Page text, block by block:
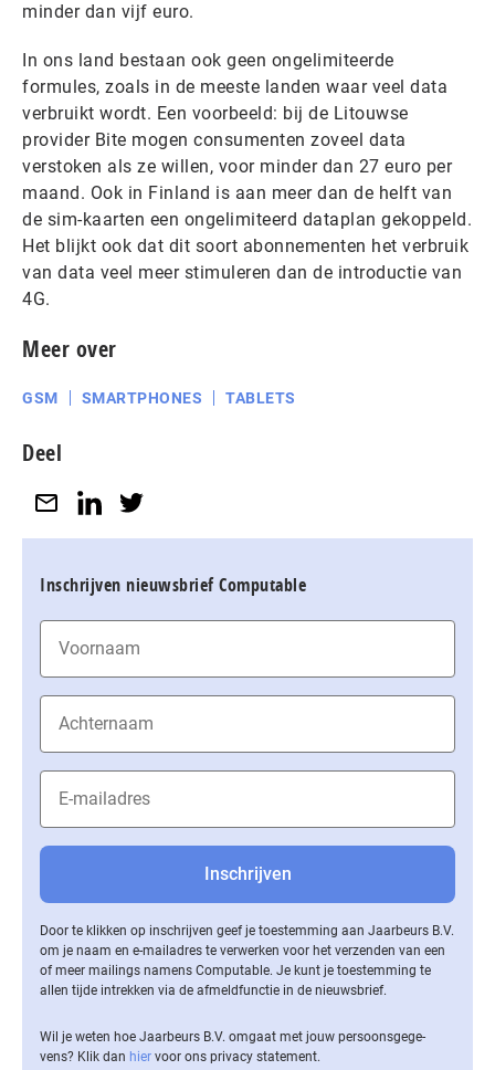
minder dan vijf euro.
In ons land bestaan ook geen ongelimiteerde
formules, zoals in de meeste landen waar veel data
verbruikt wordt. Een voorbeeld: bij de Litouwse
provider Bite mogen consumenten zoveel data
verstoken als ze willen, voor minder dan 27 euro per
maand. Ook in Finland is aan meer dan de helft van
de sim-kaarten een ongelimiteerd dataplan gekoppeld.
Het blijkt ook dat dit soort abonnementen het verbruik
van data veel meer stimuleren dan de introductie van
4G.
Meer over
GSM SMARTPHONES TABLETS
Deel
Inschrijven nieuwsbrief Computable
Door te klikken op inschrijven geef je toestemming aan Jaarbeurs B.V.
om je naam en e-mailadres te verwerken voor het verzenden van een
of meer mailings namens Computable. Je kunt je toestemming te
allen tijde intrekken via de af­meld­func­tie in de nieuwsbrief.
Wil je weten hoe Jaarbeurs B.V. omgaat met jouw per­soons­ge­ge­
vens? Klik dan hier voor ons privacy statement.